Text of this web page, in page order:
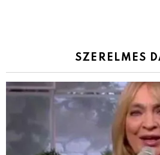
SZERELMES